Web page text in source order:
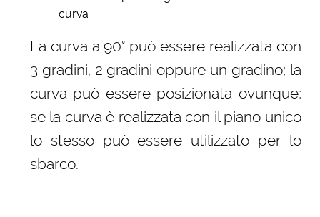
curva
La curva a 90° può essere realizzata con
3 gradini, 2 gradini oppure un gradino; la
curva può essere posizionata ovunque;
se la curva è realizzata con il piano unico
lo stesso può essere utilizzato per lo
sbarco.